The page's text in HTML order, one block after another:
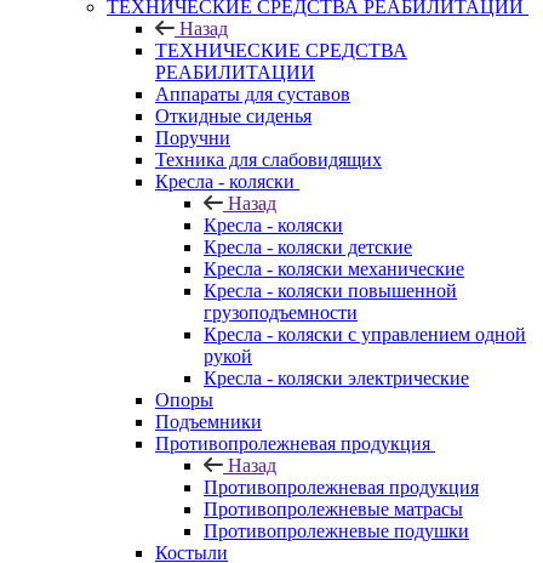
ТЕХНИЧЕСКИЕ СРЕДСТВА РЕАБИЛИТАЦИИ
Назад
ТЕХНИЧЕСКИЕ СРЕДСТВА
РЕАБИЛИТАЦИИ
Аппараты для суставов
Откидные сиденья
Поручни
Техника для слабовидящих
Кресла - коляски
Назад
Кресла - коляски
Кресла - коляски детские
Кресла - коляски механические
Кресла - коляски повышенной
грузоподъемности
Кресла - коляски с управлением одной
рукой
Кресла - коляски электрические
Опоры
Подъемники
Противопролежневая продукция
Назад
Противопролежневая продукция
Противопролежневые матрасы
Противопролежневые подушки
Костыли